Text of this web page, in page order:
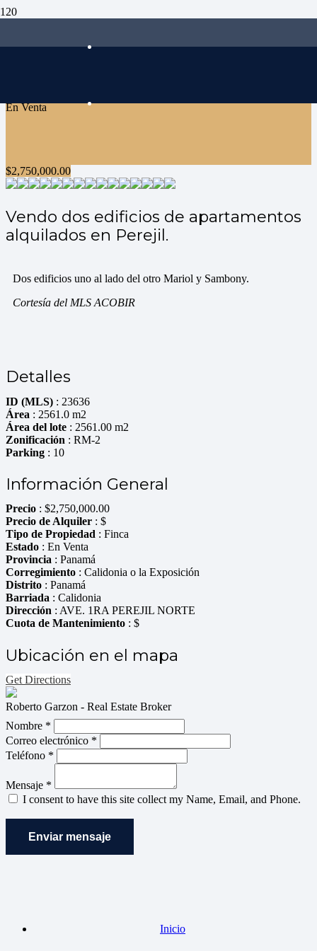
En Venta
$2,750,000.00
Vendo dos edificios de apartamentos
alquilados en Perejil.
Dos edificios uno al lado del otro Mariol y Sambony.
Cortesía del MLS ACOBIR
Detalles
ID (MLS) : 23636
Área : 2561.0 m2
Área del lote : 2561.00 m2
Zonificación : RM-2
Parking : 10
Información General
Precio : $2,750,000.00
Precio de Alquiler : $
Tipo de Propiedad : Finca
Estado : En Venta
Provincia : Panamá
Corregimiento : Calidonia o la Exposición
Distrito : Panamá
Barriada : Calidonia
Dirección : AVE. 1RA PEREJIL NORTE
Cuota de Mantenimiento : $
Ubicación en el mapa
Get Directions
Roberto Garzon - Real Estate Broker
Nombre *
Correo electrónico *
Teléfono *
Mensaje *
I consent to have this site collect my Name, Email, and Phone.
Enviar mensaje
Inicio